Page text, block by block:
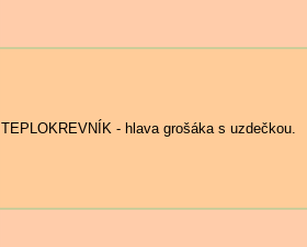
TEPLOKREVNÍK - hlava grošáka s uzdečkou.